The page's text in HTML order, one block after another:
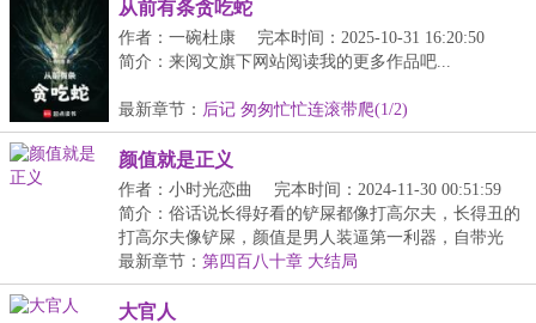
从前有条贪吃蛇
作者：一碗杜康
完本时间：2025-10-31 16:20:50
简介：来阅文旗下网站阅读我的更多作品吧...
最新章节： 后记 匆匆忙忙连滚带爬(1/2)
颜值就是正义
作者：小时光恋曲
完本时间：2024-11-30 00:51:59
简介：俗话说长得好看的铲屎都像打高尔夫，长得丑的
打高尔夫像铲屎，颜值是男人装逼第一利器，自带光
环，...
最新章节： 第四百八十章 大结局
大官人